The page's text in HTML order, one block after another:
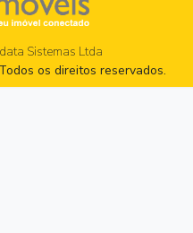
Sistemas Ltda
os direitos reservados.